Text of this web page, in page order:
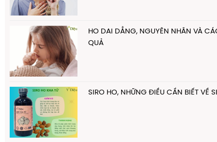
HO DAI DẲNG, NGUYÊN NHÂN VÀ
QUẢ
SIRO HO, NHỮNG ĐIỀU CẦN BIẾT VỀ